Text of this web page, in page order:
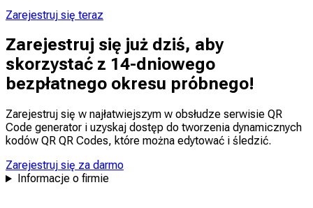
Zarejestruj się teraz
Zarejestruj się już dziś, aby
skorzystać z 14-dniowego
bezpłatnego okresu próbnego!
Zarejestruj się w najłatwiejszym w obsłudze serwisie QR
Code generator i uzyskaj dostęp do tworzenia dynamicznych
kodów QR QR Codes, które można edytować i śledzić.
Zarejestruj się za darmo
Informacje o firmie